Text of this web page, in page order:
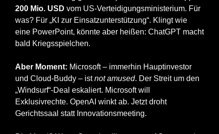
200 Mio. USD vom US-Verteidigungsministerium. Für
was? Für „KI zur Einsatzunterstützung“. Klingt wie
eine PowerPoint, könnte aber heißen: ChatGPT macht
bald Kriegsspielchen.
Aber Moment: Microsoft – immerhin Hauptinvestor
und Cloud-Buddy – istnot amused. Der Streit um den
„Windsurf“-Deal eskaliert. Microsoft will
Exklusivrechte. OpenAI winkt ab. Jetzt droht
Gerichtssaal statt Innovationsmeeting.